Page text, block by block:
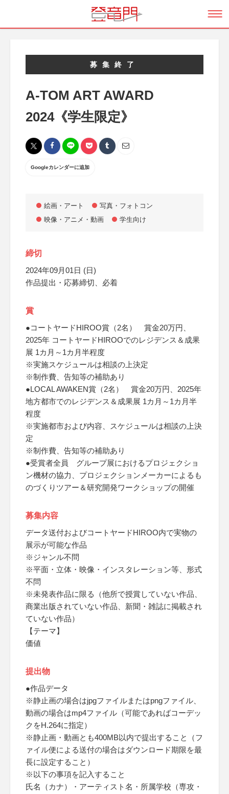
募集終了
A-TOM ART AWARD
2024《学生限定》
Googleカレンダーに追加
絵画・アート
写真・フォトコン
映像・アニメ・動画
学生向け
締切
2024年09月01日 (日)
作品提出・応募締切、必着
賞
●コートヤードHIROO賞（2名） 賞金20万円、
2025年 コートヤードHIROOでのレジデンス＆成果
展 1カ月～1カ月半程度
※実施スケジュールは相談の上決定
※制作費、告知等の補助あり
●LOCAL AWAKEN賞（2名） 賞金20万円、2025年
地方都市でのレジデンス＆成果展 1カ月～1カ月半
程度
※実施都市および内容、スケジュールは相談の上決
定
※制作費、告知等の補助あり
●受賞者全員 グループ展におけるプロジェクショ
ン機材の協力、プロジェクションメーカーによるも
のづくりツアー＆研究開発ワークショップの開催
募集内容
データ送付およびコートヤードHIROO内で実物の
展示が可能な作品
※ジャンル不問
※平面・立体・映像・インスタレーション等、形式
不問
※未発表作品に限る（他所で授賞していない作品、
商業出版されていない作品、新聞・雑誌に掲載され
ていない作品）
【テーマ】
価値
提出物
●作品データ
※静止画の場合はjpgファイルまたはpngファイル、
動画の場合はmp4ファイル（可能であればコーデッ
クをH.264に指定）
※静止画・動画とも400MB以内で提出すること（フ
ァイル便による送付の場合はダウンロード期限を最
長に設定すること）
※以下の事項を記入すること
氏名（カナ）・アーティスト名・所属学校（専攻・